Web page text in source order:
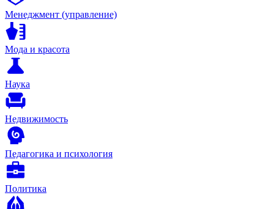
Менеджмент (управление)
Мода и красота
Наука
Недвижимость
Педагогика и психология
Политика